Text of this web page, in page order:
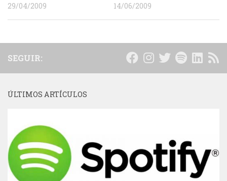
29/04/2009 14/06/2009
SEGUIR:
ÚLTIMOS ARTÍCULOS